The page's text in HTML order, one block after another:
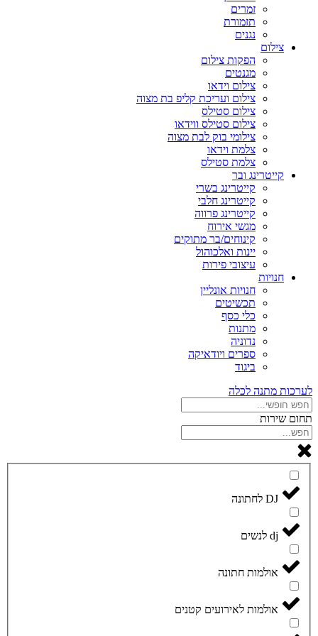
זמרים
תזמורת
נגנים
צילום
הפקות צילום
מגנטים
צילום וידאו
צילום ועריכת קליפ בת מצוה
צילום סטילס
צילום סטילס ווידאו
צילומי בוק לבת מצוה
צלמת וידאו
צלמת סטילס
קייטרינג ובר
קייטרינג בשרי
קייטרינג חלבי
קייטרינג פרווה
מגשי אירוח
קינוחים/בר מתוקים
יינות ואלכוהול
עיצובי פירות
חנויות
חנויות אונליין
תכשיטים
כלי כסף
מתנות
נדוניה
ספרים ויודאיקה
ביגוד
לערכות מתנה לכלה
תחום שירות
DJ לחתונה
dj לנשים
אולמות חתונה
אולמות לאירועים קטנים